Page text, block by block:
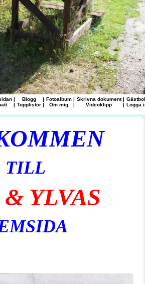
| Blogg | Fotoalbum | Skrivna dokument |
| Topplistor | Om mig | Videoklipp | Logga
TILL
YLVAS